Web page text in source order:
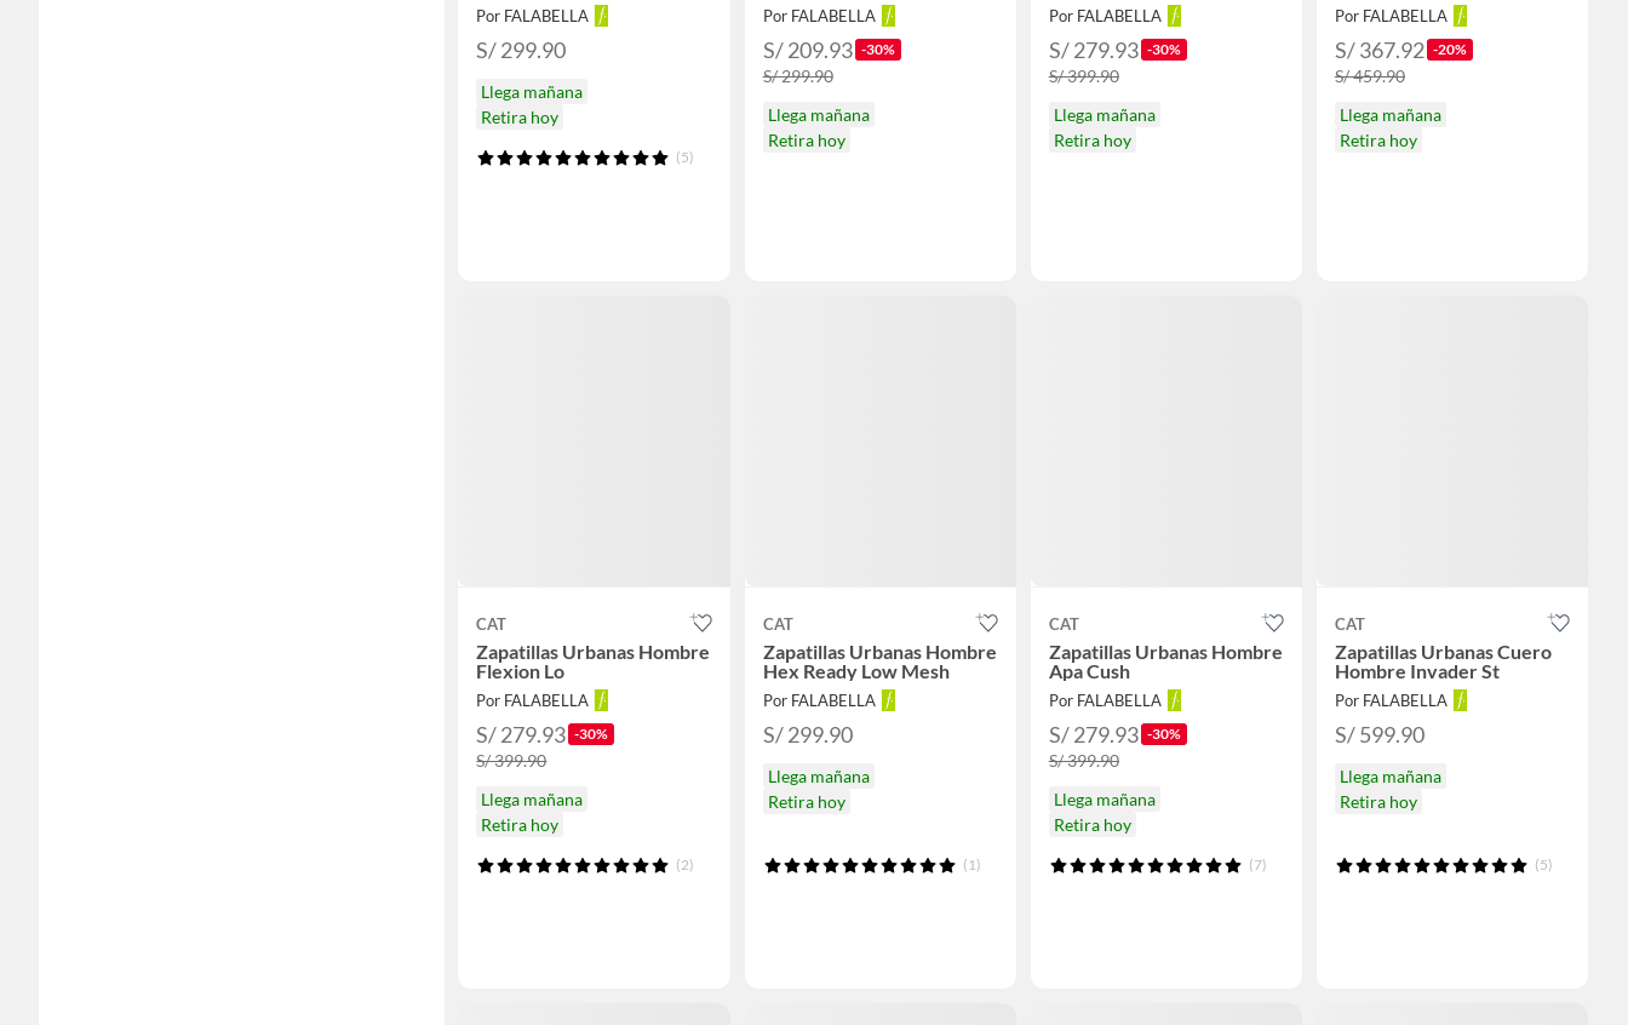
Por FALABELLA
S/ 299.90
Llega mañana
Retira hoy
(5)
Por FALABELLA
S/ 209.93 -30%
S/ 299.90
Llega mañana
Retira hoy
Por FALABELLA
S/ 279.93 -30%
S/ 399.90
Llega mañana
Retira hoy
Por FALABELLA
S/ 367.92 -20%
S/ 459.90
Llega mañana
Retira hoy
CAT
Zapatillas Urbanas Hombre
Flexion Lo
Por FALABELLA
S/ 279.93 -30%
S/ 399.90
Llega mañana
Retira hoy
(2)
CAT
Zapatillas Urbanas Hombre
Hex Ready Low Mesh
Por FALABELLA
S/ 299.90
Llega mañana
Retira hoy
(1)
CAT
Zapatillas Urbanas Hombre
Apa Cush
Por FALABELLA
S/ 279.93 -30%
S/ 399.90
Llega mañana
Retira hoy
(7)
CAT
Zapatillas Urbanas Cuero
Hombre Invader St
Por FALABELLA
S/ 599.90
Llega mañana
Retira hoy
(5)